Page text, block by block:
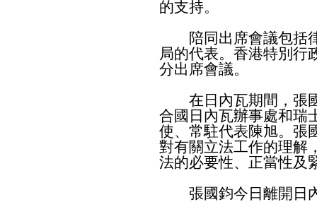
的支持。
陪同出席會議包括律
局的代表。香港特別行
分出席會議。
在日內瓦期間，張國
合國日內瓦辦事處和瑞
使、常駐代表陳旭。張
對有關立法工作的理解
法的必要性、正當性及
張國鈞今日離開日